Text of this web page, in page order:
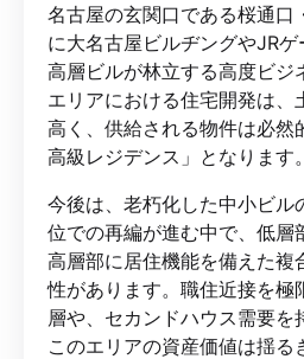
名古屋の玄関口である桜通口
に大名古屋ビルヂングやJR
高層ビルが林立する高度ビジ
エリアにおける住宅開発は、
高く、供給される物件は必然
高級レジデンス」となります。
今後は、老朽化した中小ビル
位での再編が進む中で、低層
高層部に居住機能を備えた複
性があります。職住近接を極
層や、セカンドハウス需要を
このエリアの資産価値は揺る